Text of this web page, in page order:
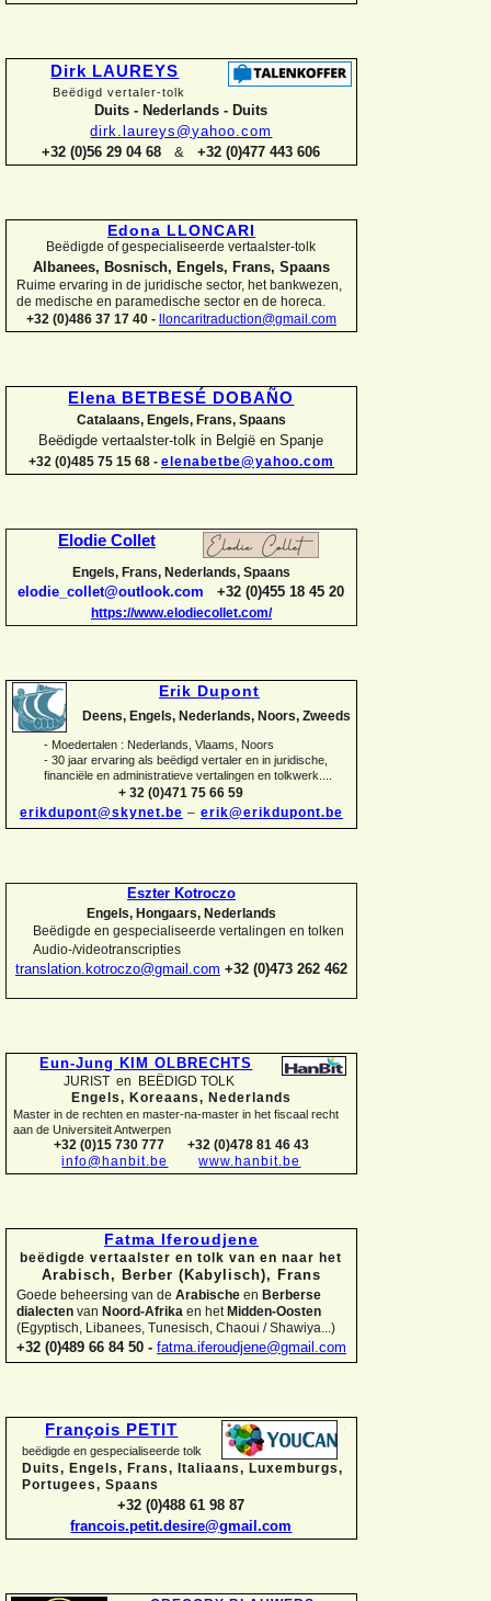
Dirk LAUREYS
Beëdigd vertaler-tolk
Duits - Nederlands - Duits
dirk.laureys@yahoo.com
+32 (0)56 29 04 68& +32 (0)477 443 606
Edona LLONCARI
Beëdigde of gespecialiseerde vertaalster-tolk
Albanees, Bosnisch, Engels, Frans, Spaans
Ruime ervaring in de juridische sector, het bankwezen,
de medische en paramedische sector en de horeca.
+32 (0)486 37 17 40 -
lloncaritraduction@gmail.com
Elena BETBESÉ DOBAÑO
Catalaans, Engels, Frans, Spaans
Beëdigde vertaalster-tolk in België en Spanje
+32 (0)485 75 15 68 - elenabetbe@yahoo.com
Elodie Collet
Engels, Frans, Nederlands, Spaans
elodie_collet@outlook.com +32 (0)455 18 45 20
https://www.elodiecollet.com/
Erik Dupont
Deens, Engels, Nederlands, Noors, Zweeds
- Moedertalen : Nederlands, Vlaams, Noors
- 30 jaar ervaring als beëdigd vertaler en in juridische,
financiële en administratieve vertalingen en tolkwerk....
+ 32 (0)471 75 66 59
erikdupont@skynet.be – erik@erikdupont.be
Eszter Kotroczo
Engels, Hongaars, Nederlands
Beëdigde en gespecialiseerde vertalingen en tolken
Audio-/videotranscripties
translation.kotroczo@gmail.com +32 (0)473 262 462
Eun-Jung KIM OLBRECHTS
JURIST en BEËDIGD TOLK
Engels, Koreaans, Nederlands
Master in de rechten en master-na-master in het fiscaal recht
aan de Universiteit Antwerpen
+32 (0)15 730 777
+32 (0)478 81 46 43
info@hanbit.be
www.hanbit.be
Fatma Iferoudjene
beëdigde vertaalster en tolk van en naar het
Arabisch, Berber (Kabylisch), Frans
Goede beheersing van de Arabische en Berberse
dialecten van Noord-Afrika en hetMidden-Oosten
(Egyptisch, Libanees, Tunesisch, Chaoui / Shawiya...)
+32 (0)489 66 84 50 - fatma.iferoudjene@gmail.com
François PETIT
beëdigde en gespecialiseerde tolk
Duits, Engels, Frans, Italiaans, Luxemburgs,
Portugees, Spaans
+32 (0)488 61 98 87
francois.petit.desire@gmail.com